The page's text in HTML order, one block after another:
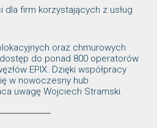
dla firm korzystających z usług
oraz chmurowych
do ponad 800 operatorów
EPIX. Dzięki współpracy
w nowoczesny hub
uwagę Wojciech Stramski.